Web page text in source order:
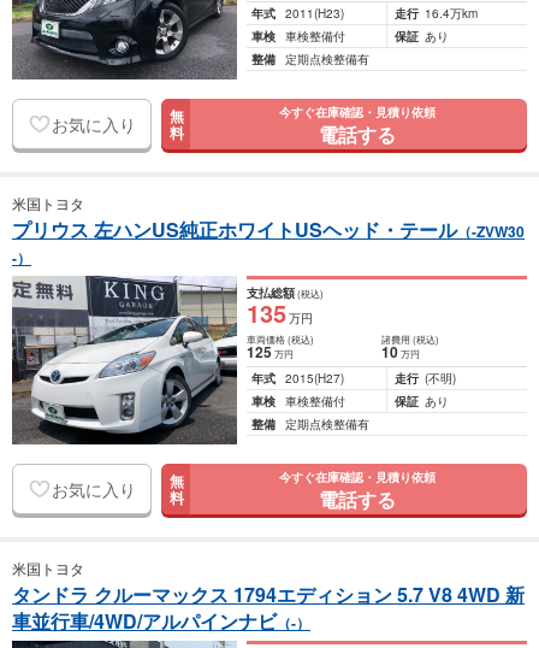
年式 2011(H23) 走行 16.4万km
車検 車検整備付 保証 あり
整備 定期点検整備有
お気に入り 無
料
今すぐ在庫確認・見積り依頼
電話する
米国トヨタ
プリウス 左ハンUS純正ホワイトUSヘッド・テール（-ZVW30
-）
支払総額(税込)
135万円
車両価格(税込)
125万円
諸費用 (税込)
10 万円
年式 2015(H27) 走行 (不明)
車検 車検整備付 保証 あり
整備 定期点検整備有
お気に入り 無
料
今すぐ在庫確認・見積り依頼
電話する
米国トヨタ
タンドラ クルーマックス 1794エディション 5.7 V8 4WD 新
車並行車/4WD/アルパインナビ（-）